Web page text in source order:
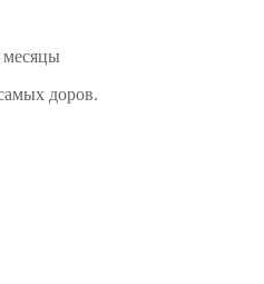
месяцы
доров.